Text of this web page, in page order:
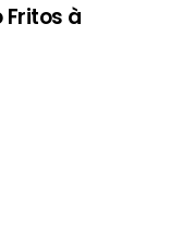
Fritos à